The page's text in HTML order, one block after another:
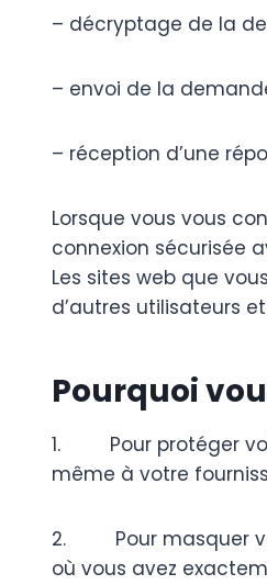
– décryptage de la
– envoi de la
– réception d’une
Lorsque vous vous
connexion sécurisée
Les sites web que
d’autres utilisateurs
Pourquoi
1. Pour protéger
même à votre
2. Pour masquer
où vous avez